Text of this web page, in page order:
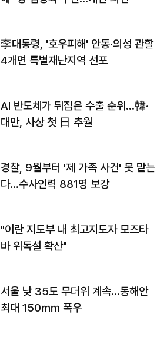
李대통령, '호우피해' 안동·의성 관할
4개면 특별재난지역 선포
AI 반도체가 뒤집은 수출 순위…韓·
대만, 사상 첫 日 추월
경찰, 9월부터 '제 가족 사건' 못 맡는
다…수사인력 881명 보강
"이란 지도부 내 최고지도자 모즈타
바 위독설 확산"
서울 낮 35도 무더위 계속…동해안
최대 150㎜ 폭우